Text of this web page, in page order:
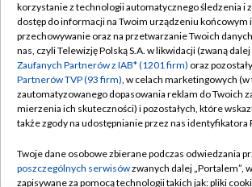
TVP
Abonament TVP
Emisja w TVP
Centrum informacji TVP
Naziemna Telewizja Cyfrowa
Rada Programowa
Regulamin TVP
Polityka prywatności
Moje zgody
Pomoc
Kontakt
korzystanie z technologii automatycznego śledzenia i
dostęp do informacji na Twoim urządzeniu końcowym
przechowywanie oraz na przetwarzanie Twoich
nas, czyli Telewizję Polską S.A. w likwidacji (zwaną dalej
Zaufanych Partnerów z IAB* (1201 firm) oraz
Partnerów TVP (93 firm), w celach marketingowych (w
zautomatyzowanego dopasowania reklam do Twoich
mierzenia ich skuteczności) i pozostałych, które
także zgody na udostępnianie przez nas identyfikatora
Twoje dane osobowe zbierane podczas odwiedzania
poszczególnych serwisówzwanych dalej „Portalem”,
zapisywane za pomocą technologii takich jak: pliki